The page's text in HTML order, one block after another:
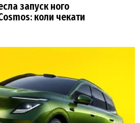
запуск ного
коли чекати